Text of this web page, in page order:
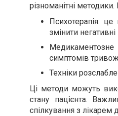
різноманітні
Психотерапія:
змінити
симптомів
Техніки
Ці методи можуть
стану пацієнта.
спілкування з лікарем